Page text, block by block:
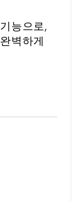
능으로,
벽하게